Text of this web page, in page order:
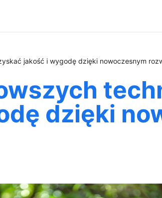
jakość i wygodę dzięki nowoczesnym
dzięki